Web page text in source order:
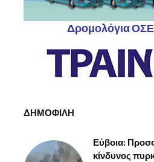
Δρομολόγια
ΔΗΜΟΦΙΛΗ
Εύβοια:
κίνδυνος